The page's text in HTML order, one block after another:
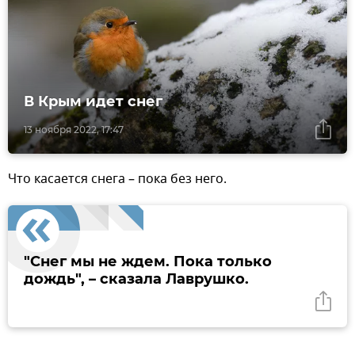
13 ноября 2022, 17:47
В Крым идет снег
Что касается снега – пока без него.
"Снег мы не ждем. Пока только
дождь", – сказала Лаврушко.